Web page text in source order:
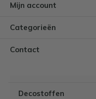
Mijn account
Categorieën
Contact
Decostoffen